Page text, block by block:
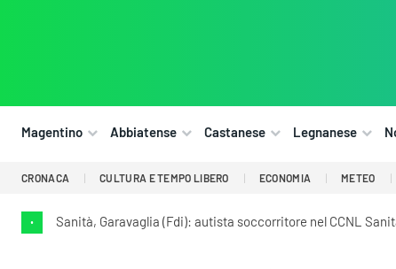
Magentino Abbiatense Castanese Legnanese
CRONACA CULTURA E TEMPO LIBERO ECONOMIA METEO
• Sanità, Garavaglia (Fdi): autista soccorritore nel CCNL